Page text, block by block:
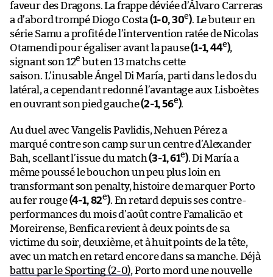
faveur des Dragons. La frappe déviée d’Álvaro Carreras
a d’abord trompé Diogo Costa (1-0, 30e). Le buteur en
série Samu a profité de l’intervention ratée de Nicolas
Otamendi pour égaliser avant la pause(1-1, 44e),
signant son 12e but en 13 matchs cette
saison. L’inusable Ángel Di María, parti dans le dos du
latéral, a cependant redonné l’avantage aux Lisboètes
en ouvrant son pied gauche(2-1, 56e).
Au duel avec Vangelis Pavlidis, Nehuen Pérez a
marqué contre son camp sur un centre d’Alexander
Bah, scellant l’issue du match(3-1, 61e). Di María a
même poussé le bouchon un peu plus loin en
transformant son penalty, histoire de marquer Porto
au fer rouge(4-1, 82e). En retard depuis ses contre-
performances du mois d’août contre Famalicão et
Moreirense, Benfica revient à deux points de sa
victime du soir, deuxième, et à huit points de la tête,
avec un match en retard encore dans sa manche. Déjà
battu par le Sporting (2-0), Porto mord une nouvelle